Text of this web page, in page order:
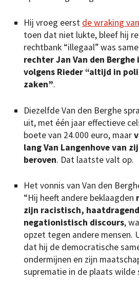
Hij vroeg eerst de wraking
toen dat niet lukte, bleef hij
rechtbank “illegaal” was
rechter Jan Van den
volgens Rieder “altijd in
zaken”.
Diezelfde Van den Berghe
uit, met één jaar effectieve
boete van 24.000 euro, maar
lang Van Langenhove van
beroven. Dat laatste valt op.
Het vonnis van Van den
“Hij heeft andere beklaagden
zijn racistisch,
negationistisch discours,
opzet tegen andere mensen.
dat hij de democratische
ondermijnen en zijn
suprematie in de plaats wilde